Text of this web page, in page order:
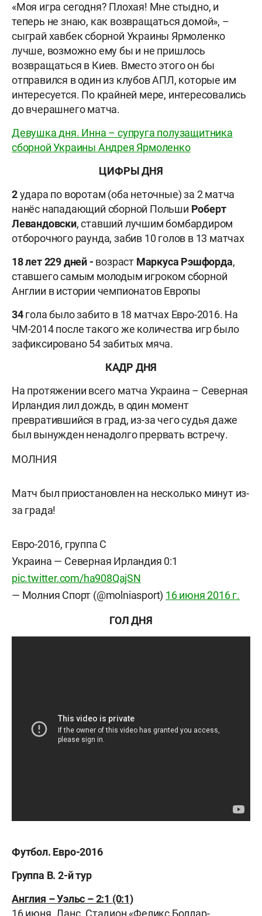
«Моя игра сегодня? Плохая! Мне стыдно, и
теперь не знаю, как возвращаться домой», –
сыграй хавбек сборной Украины Ярмоленко
лучше, возможно ему бы и не пришлось
возвращаться в Киев. Вместо этого он бы
отправился в один из клубов АПЛ, которые им
интересуется. По крайней мере, интересовались
до вчерашнего матча.
Девушка дня. Инна – супруга полузащитника
сборной Украины Андрея Ярмоленко
ЦИФРЫ ДНЯ
2удара по воротам (оба неточные) за 2 матча
нанёс нападающий сборной Польши Роберт
Левандовски, ставший лучшим бомбардиром
отборочного раунда, забив 10 голов в 13 матчах
18 лет 229 дней - возраст Маркуса Рэшфорда,
ставшего самым молодым игроком сборной
Англии в истории чемпионатов Европы
34гола было забито в 18 матчах Евро-2016. На
ЧМ-2014 после такого же количества игр было
зафиксировано 54 забитых мяча.
КАДР ДНЯ
На протяжении всего матча Украина – Северная
Ирландия лил дождь, в один момент
превратившийся в град, из-за чего судья даже
был вынужден ненадолго прервать встречу.
МОЛНИЯ
Матч был приостановлен на несколько минут из-
за града!
Евро-2016, группа С
Украина — Северная Ирландия 0:1
pic.twitter.com/ha908QajSN
— Молния Спорт (@molniasport) 16 июня 2016 г.
ГОЛ ДНЯ
Футбол. Евро-2016
Группа B. 2-й тур
Англия – Уэльс – 2:1 (0:1)
16 июня. Ланс. Стадион «Феликс Боллар-